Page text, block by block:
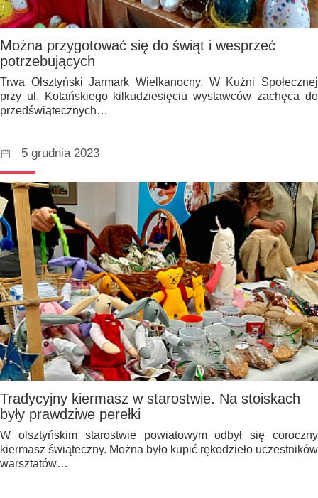
Można przygotować się do świąt i wesprzeć
potrzebujących
Trwa Olsztyński Jarmark Wielkanocny. W Kuźni Społecznej
przy ul. Kotańskiego kilkudziesięciu wystawców zachęca do
przedświątecznych…
5 grudnia 2023
Tradycyjny kiermasz w starostwie. Na stoiskach
były prawdziwe perełki
W olsztyńskim starostwie powiatowym odbył się coroczny
kiermasz świąteczny. Można było kupić rękodzieło uczestników
warsztatów…